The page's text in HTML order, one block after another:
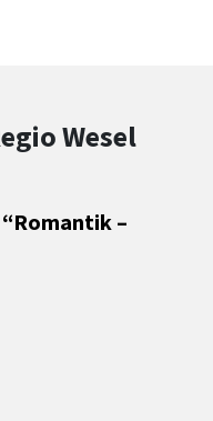
Wesel
–